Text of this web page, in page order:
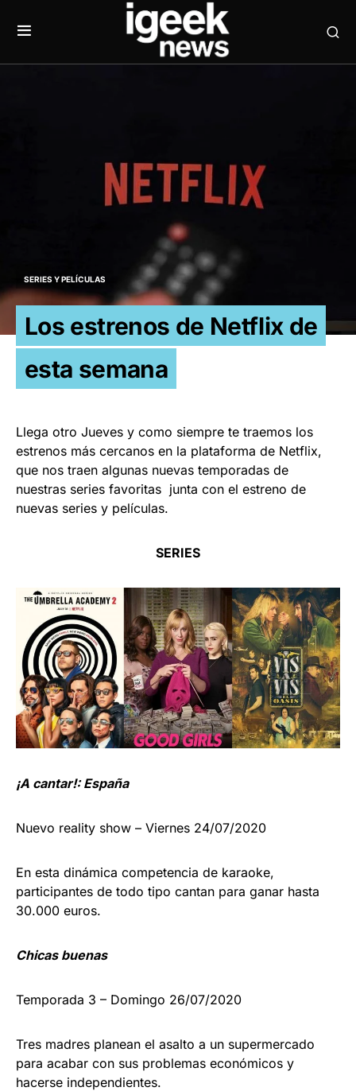
SERIES Y PELÍCULAS
Los estrenos de Netflix de
esta semana
Llega otro Jueves y como siempre te traemos los
estrenos más cercanos en la plataforma de Netflix,
que nos traen algunas nuevas temporadas de
nuestras series favoritas junta con el estreno de
nuevas series y películas.
SERIES
¡A cantar!: España
Nuevo reality show – Viernes 24/07/2020
En esta dinámica competencia de karaoke,
participantes de todo tipo cantan para ganar hasta
30.000 euros.
Chicas buenas
Temporada 3 – Domingo 26/07/2020
Tres madres planean el asalto a un supermercado
para acabar con sus problemas económicos y
hacerse independientes.